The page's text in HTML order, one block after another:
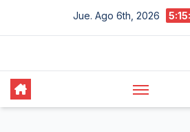
Jue. Ago 6th, 2026